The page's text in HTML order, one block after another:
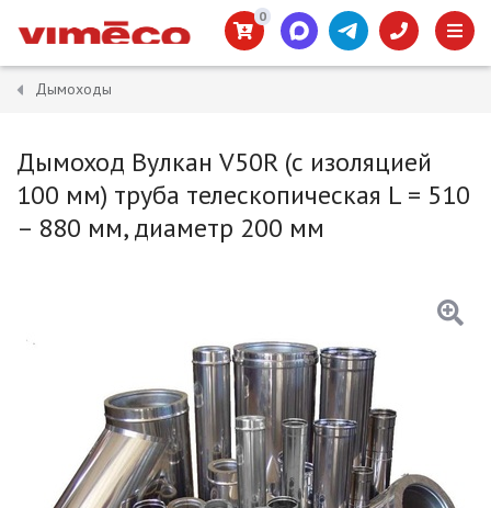
0
Дымоходы
Дымоход Вулкан V50R (с изоляцией
100 мм) труба телескопическая L = 510
– 880 мм, диаметр 200 мм